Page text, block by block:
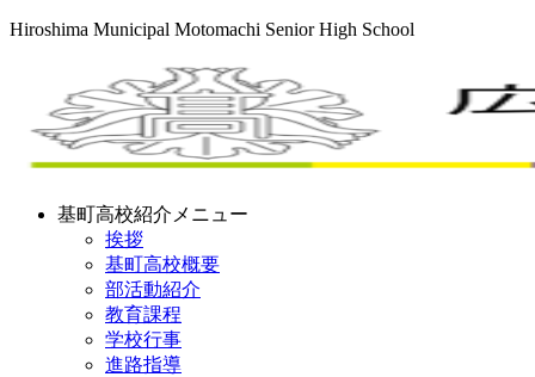
Hiroshima Municipal Motomachi Senior High School
基町高校紹介メニュー
挨拶
基町高校概要
部活動紹介
教育課程
学校行事
進路指導